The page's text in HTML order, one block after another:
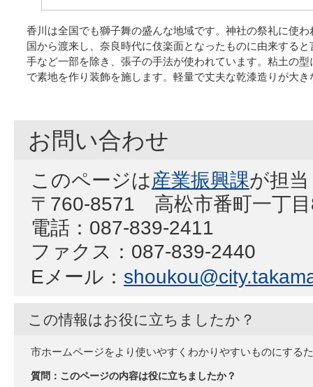
香川は全国でも獅子舞の盛んな地域です。神社の祭礼に使
国から渡来し、奈良時代に伎楽面となったものに由来する
手など一部を除き、張子の手法が使われています。粘土の
で素地を作り装飾を施します。軽量で丈夫な乾漆造りが大き
お問い合わせ
このページは産業振興課が担
〒760-8571 高松市番町一丁
電話：087-839-2411
ファクス：087-839-2440
Eメール：
この情報はお役に立ちましたか？
市ホームページをより使いやすくわかりやすいものにする
質問：このページの内容は役に立ちましたか？